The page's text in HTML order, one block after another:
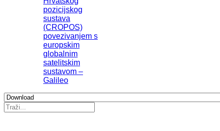
pozicijskog
sustava
(CROPOS)
povezivanjem s
europskim
globalnim
satelitskim
sustavom –
Galileo